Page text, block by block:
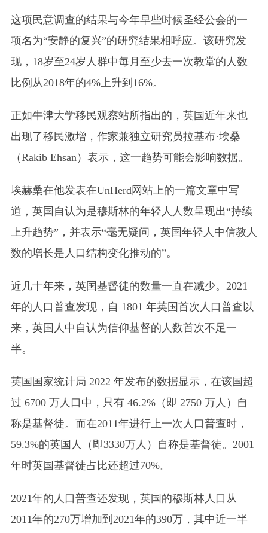
这项民意调查的结果与今年早些时候圣经公会的一
项名为“安静的复兴”的研究结果相呼应。该研究发
现，18岁至24岁人群中每月至少去一次教堂的人数
比例从2018年的4%上升到16%。
正如牛津大学移民观察站所指出的，英国近年来也
出现了移民激增，作家兼独立研究员拉基布·埃桑
（Rakib Ehsan）表示，这一趋势可能会影响数据。
埃赫桑在他发表在UnHerd网站上的一篇文章中写
道，英国自认为是穆斯林的年轻人人数呈现出“持续
上升趋势”，并表示“毫无疑问，英国年轻人中信教人
数的增长是人口结构变化推动的”。
近几十年来，英国基督徒的数量一直在减少。2021
年的人口普查发现，自 1801 年英国首次人口普查以
来，英国人中自认为信仰基督的人数首次不足一
半。
英国国家统计局 2022 年发布的数据显示，在该国超
过 6700 万人口中，只有 46.2%（即 2750 万人）自
称是基督徒。而在2011年进行上一次人口普查时，
59.3%的英国人（即3330万人）自称是基督徒。2001
年时英国基督徒占比还超过70%。
2021年的人口普查还发现，英国的穆斯林人口从
2011年的270万增加到2021年的390万，其中近一半